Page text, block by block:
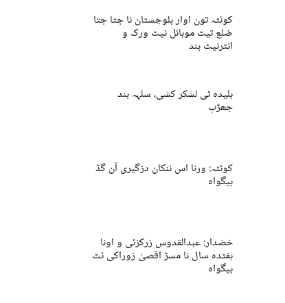
کوئٹہ تون اوار بلوچستان نا جتا جتا
ضلع تیٹ موبائل نیٹ ورک و
انٹرنیٹ بند
بلیدہ ٹی لشکر کشی، سلہہ بند
جھڑپ
کوئٹہ: ورنا اس ننکان دزگیری آن گڈ
بیگواہ
خضدار: عبدالقدوس زرکزئی و اونا
ہفتدہ سال نا مسڑ اقصیٰ زوراکی ئٹ
بیگواہ